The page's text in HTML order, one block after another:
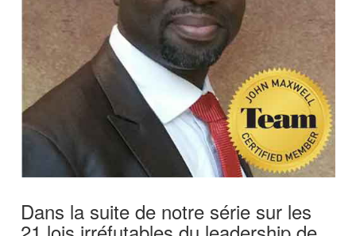
Dans la suite de notre série sur les